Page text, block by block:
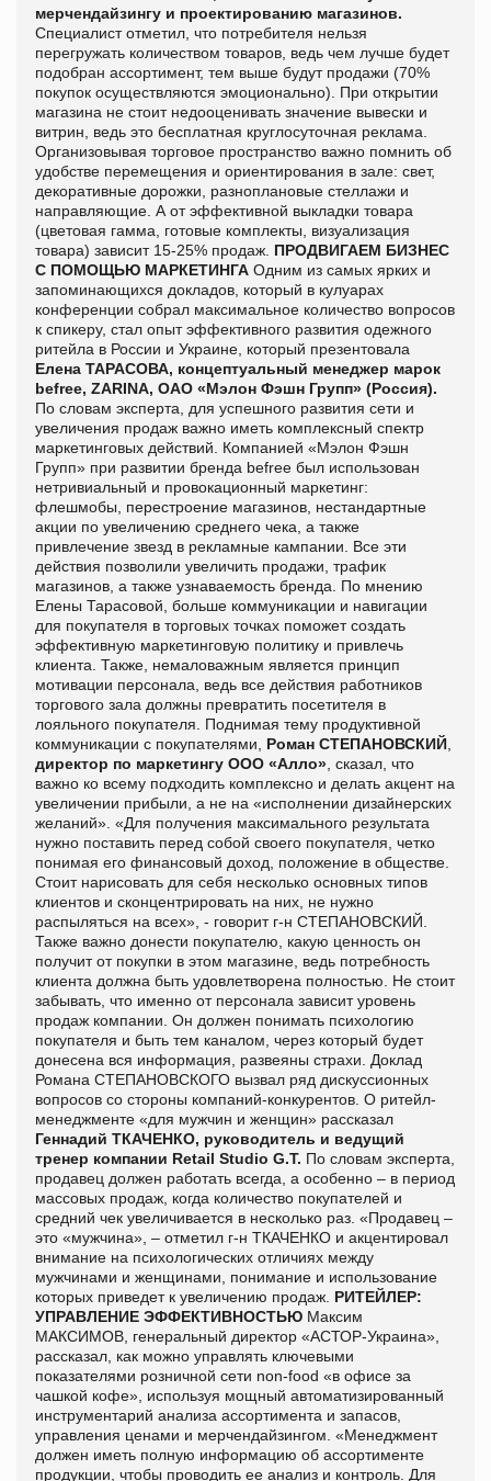
мерчендайзингу и проектированию магазинов.
Специалист отметил, что потребителя нельзя
перегружать количеством товаров, ведь чем лучше будет
подобран ассортимент, тем выше будут продажи (70%
покупок осуществляются эмоционально). При открытии
магазина не стоит недооценивать значение вывески и
витрин, ведь это бесплатная круглосуточная реклама.
Организовывая торговое пространство важно помнить об
удобстве перемещения и ориентирования в зале: свет,
декоративные дорожки, разноплановые стеллажи и
направляющие. А от эффективной выкладки товара
(цветовая гамма, готовые комплекты, визуализация
товара) зависит 15-25% продаж. ПРОДВИГАЕМ БИЗНЕС
С ПОМОЩЬЮ МАРКЕТИНГА Одним из самых ярких и
запоминающихся докладов, который в кулуарах
конференции собрал максимальное количество вопросов
к спикеру, стал опыт эффективного развития одежного
ритейла в России и Украине, который презентовала
Елена ТАРАСОВА, концептуальный менеджер марок
befree, ZARINA, ОАО «Мэлон Фэшн Групп» (Россия).
По словам эксперта, для успешного развития сети и
увеличения продаж важно иметь комплексный спектр
маркетинговых действий. Компанией «Мэлон Фэшн
Групп» при развитии бренда befree был использован
нетривиальный и провокационный маркетинг:
флешмобы, перестроение магазинов, нестандартные
акции по увеличению среднего чека, а также
привлечение звезд в рекламные кампании. Все эти
действия позволили увеличить продажи, трафик
магазинов, а также узнаваемость бренда. По мнению
Елены Тарасовой, больше коммуникации и навигации
для покупателя в торговых точках поможет создать
эффективную маркетинговую политику и привлечь
клиента. Также, немаловажным является принцип
мотивации персонала, ведь все действия работников
торгового зала должны превратить посетителя в
лояльного покупателя. Поднимая тему продуктивной
коммуникации с покупателями,
Роман СТЕПАНОВСКИЙ
директор по маркетингу ООО «Алло» , сказал, что
важно ко всему подходить комплексно и делать акцент на
увеличении прибыли, а не на «исполнении дизайнерских
желаний». «Для получения максимального результата
нужно поставить перед собой своего покупателя, четко
понимая его финансовый доход, положение в обществе.
Стоит нарисовать для себя несколько основных типов
клиентов и сконцентрировать на них, не нужно
распыляться на всех», - говорит г-н СТЕПАНОВСКИЙ.
Также важно донести покупателю, какую ценность он
получит от покупки в этом магазине, ведь потребность
клиента должна быть удовлетворена полностью. Не стоит
забывать, что именно от персонала зависит уровень
продаж компании. Он должен понимать психологию
покупателя и быть тем каналом, через который будет
донесена вся информация, развеяны страхи. Доклад
Романа СТЕПАНОВСКОГО вызвал ряд дискуссионных
вопросов со стороны компаний-конкурентов. О ритейл-
менеджменте «для мужчин и женщин» рассказал
Геннадий ТКАЧЕНКО, руководитель и ведущий
тренер компании Retail Studio G.T. По словам эксперта,
продавец должен работать всегда, а особенно – в период
массовых продаж, когда количество покупателей и
средний чек увеличивается в несколько раз. «Продавец –
это «мужчина», – отметил г-н ТКАЧЕНКО и акцентировал
внимание на психологических отличиях между
мужчинами и женщинами, понимание и использование
которых приведет к увеличению продаж. РИТЕЙЛЕР:
УПРАВЛЕНИЕ ЭФФЕКТИВНОСТЬЮ Максим
МАКСИМОВ, генеральный директор «АСТОР-Украина»,
рассказал, как можно управлять ключевыми
показателями розничной сети non-food «в офисе за
чашкой кофе», используя мощный автоматизированный
инструментарий анализа ассортимента и запасов,
управления ценами и мерчендайзингом. «Менеджмент
должен иметь полную информацию об ассортименте
продукции, чтобы проводить ее анализ и контроль. Для